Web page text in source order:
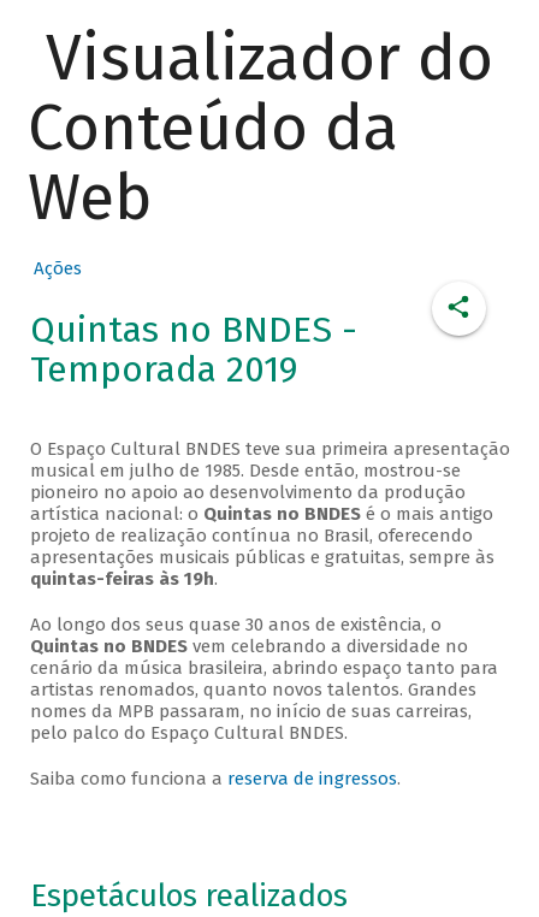
Visualizador do
Conteúdo da
Web
Ações
Quintas no BNDES -
Temporada 2019
O Espaço Cultural BNDES teve sua primeira apresentação
musical em julho de 1985. Desde então, mostrou-se
pioneiro no apoio ao desenvolvimento da produção
artística nacional: o Quintas no BNDESé o mais antigo
projeto de realização contínua no Brasil, oferecendo
apresentações musicais públicas e gratuitas, sempre às
quintas-feiras às 19h.
Ao longo dos seus quase 30 anos de existência, o
Quintas no BNDESvem celebrando a diversidade no
cenário da música brasileira, abrindo espaço tanto para
artistas renomados, quanto novos talentos. Grandes
nomes da MPB passaram, no início de suas carreiras,
pelo palco do Espaço Cultural BNDES.
Saiba como funciona a reserva de ingressos.
Espetáculos realizados